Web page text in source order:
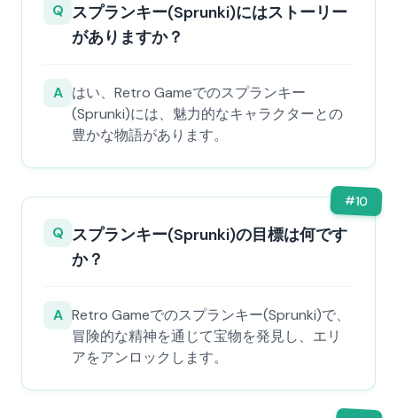
Q スプランキー(Sprunki)にはストーリー
がありますか？
A はい、Retro Gameでのスプランキー
(Sprunki)には、魅力的なキャラクターとの
豊かな物語があります。
#10
Q スプランキー(Sprunki)の目標は何です
か？
A Retro Gameでのスプランキー(Sprunki)で、
冒険的な精神を通じて宝物を発見し、エリ
アをアンロックします。